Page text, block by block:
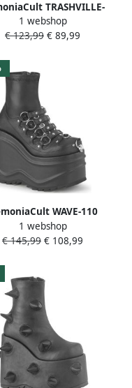
TRASHVILLE-
Plateau Laarzen 45
Shoes Wit Zwart
1 webshop
€ 123,99 € 89,99
WAVE-110
Laarzen 42 Shoes
Zwart
1 webshop
€ 145,99 € 108,99